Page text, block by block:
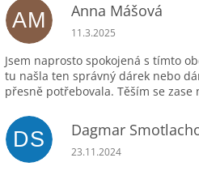
AM Anna Mášová
Hodnocení obchodu je
11.3.2025
Jsem naprosto spokojená s tímto
tu našla ten správný dárek nebo
přesně potřebovala. Těším se zase
DS Dagmar
Hodnocení obchodu je
23.11.2024